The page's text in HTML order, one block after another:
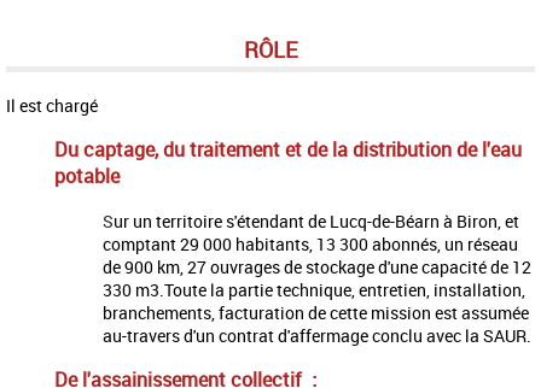
RÔLE
Il est chargé
Du captage, du traitement et de la distribution de l'eau
potable
Sur un territoire s'étendant de Lucq-de-Béarn à Biron, et
comptant 29 000 habitants, 13 300 abonnés, un réseau
de 900 km, 27 ouvrages de stockage d'une capacité de 12
330 m3.Toute la partie technique, entretien, installation,
branchements, facturation de cette mission est assumée
au-travers d'un contrat d'affermage conclu avec la SAUR.
De l'assainissement collectif :